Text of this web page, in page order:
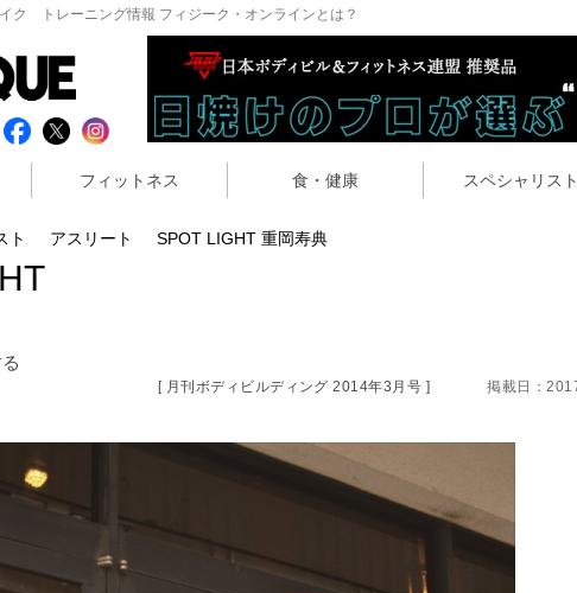
ク トレーニング情報 フィジーク・オンラインとは？
フィットネス 食・健康 スペシャリスト
ト アスリート SPOT LIGHT 重岡寿典
[ 月刊ボディビルディング 2014年3月号 ] 掲載日：